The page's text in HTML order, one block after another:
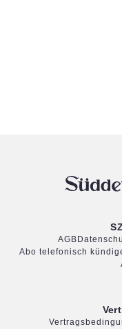
AGB
Abo telefonisch